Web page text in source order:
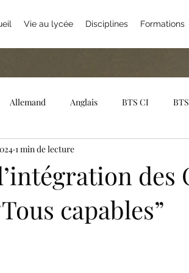
Vie au lycée Disciplines Formations
Allemand Anglais BTS CI
EPS
Internat Latin
des
capables”
1 min de lecture